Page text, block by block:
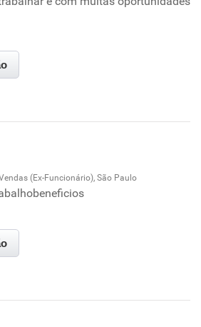
familiar
(Ex-Funcionário), São Paulo